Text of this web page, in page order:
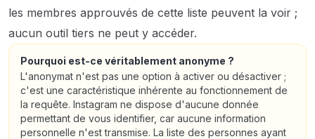
les membres approuvés de cette liste peuvent la voir ;
aucun outil tiers ne peut y accéder.
Pourquoi est-ce véritablement anonyme ?
L'anonymat n'est pas une option à activer ou désactiver ;
c'est une caractéristique inhérente au fonctionnement de
la requête. Instagram ne dispose d'aucune donnée
permettant de vous identifier, car aucune information
personnelle n'est transmise. La liste des personnes ayant